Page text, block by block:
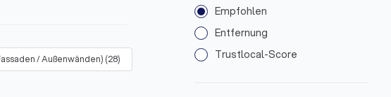
/ Außenwänden) (28) Einbau von Zierleisten / Ornamenten
Empfohlen
Entfernung
Trustlocal-Score